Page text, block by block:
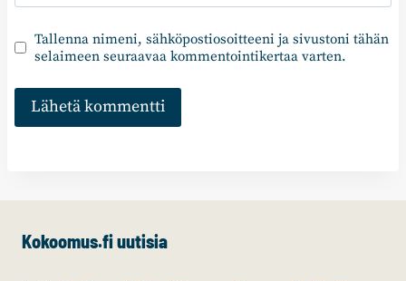
Tallenna nimeni, sähköpostiosoitteeni ja sivustoni tähän
selaimeen seuraavaa kommentointikertaa varten.
Kokoomus.fi uutisia